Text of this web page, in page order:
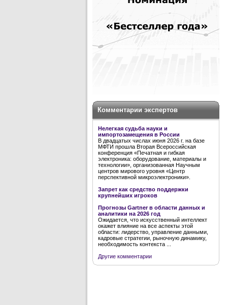
Комментарии экспертов
Нелегкая судьба науки и
импортозамещения в России
В двадцатых числах июня 2026 г. на базе
МФТИ прошла Вторая Всероссийская
конференция «Печатная и гибкая
электроника: оборудование, материалы и
технологии», организованная Научным
центров мирового уровня «Центр
перспективной микроэлектроники».
Запрет как средство поддержки
крупнейших игроков
Прогнозы Gartner в области данных и
аналитики на 2026 год
Ожидается, что искусственный интеллект
окажет влияние на все аспекты этой
области: лидерство, управление данными,
кадровые стратегии, рыночную динамику,
необходимость контекста ...
Другие комментарии